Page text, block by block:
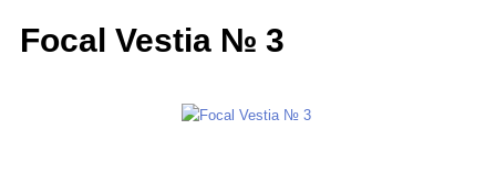
Focal Vestia № 3